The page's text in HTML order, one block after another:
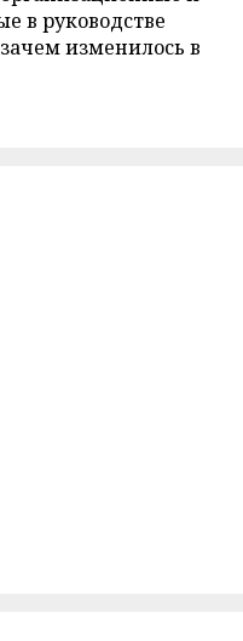
в руководстве
изменилось в